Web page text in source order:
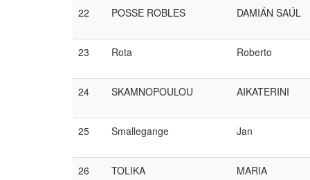
22 POSSE ROBLES DAMIÁN SAÚL
23 Rota Roberto
24 SKAMNOPOULOU AIKATERINI
25 Smallegange Jan
26 TOLIKA MARIA